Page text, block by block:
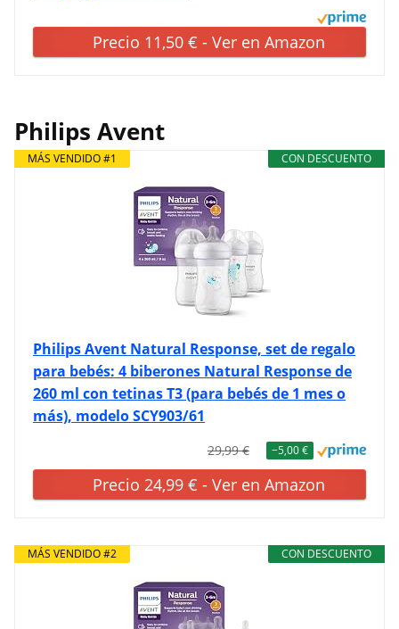
Precio 11,50 € - Ver en Amazon
Philips Avent
CON DESCUENTO
MÁS VENDIDO #1
Philips Avent Natural Response, set de regalo
para bebés: 4 biberones Natural Response de
260 ml con tetinas T3 (para bebés de 1 mes o
más), modelo SCY903/61
29,99 € −5,00 €
Precio 24,99 € - Ver en Amazon
CON DESCUENTO
MÁS VENDIDO #2